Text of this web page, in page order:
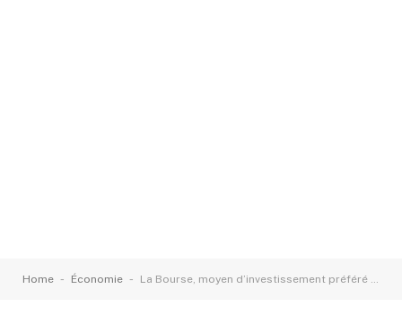
Home - Économie - La Bourse, moyen d’investissement préféré des Québécois